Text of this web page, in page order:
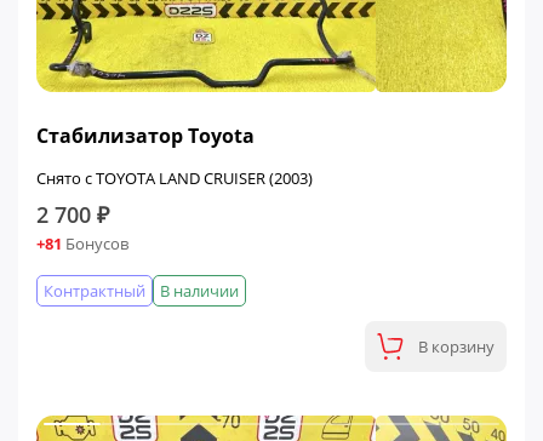
Стабилизатор Toyota
Снято с TOYOTA LAND CRUISER (2003)
2 700 ₽
+81 Бонусов
В наличии
Контрактный
В корзину